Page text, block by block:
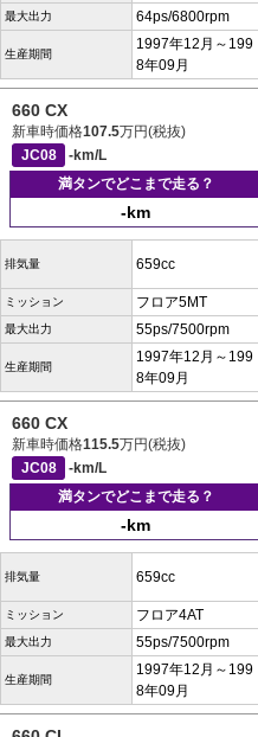
最大出力 64ps/6800rpm
生産期間
1997年12月～199
8年09月
660 CX
新車時価格107.5万円(税抜)
JC08
-km/L
満タンでどこまで走る？
-km
排気量 659cc
ミッション フロア5MT
最大出力 55ps/7500rpm
生産期間
1997年12月～199
8年09月
660 CX
新車時価格115.5万円(税抜)
JC08
-km/L
満タンでどこまで走る？
-km
排気量 659cc
ミッション フロア4AT
最大出力 55ps/7500rpm
生産期間
1997年12月～199
8年09月